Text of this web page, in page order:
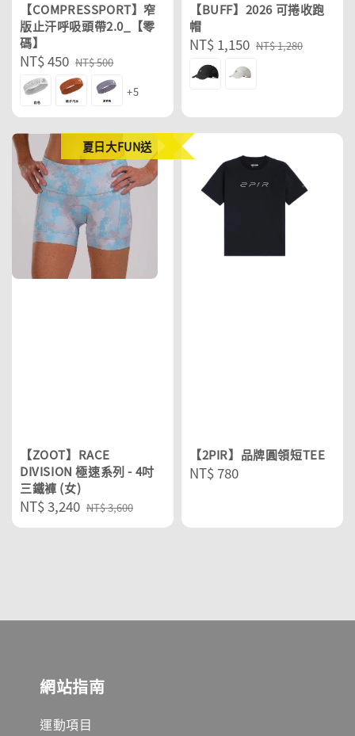
【COMPRESSPORT】窄
版止汗呼吸頭帶2.0_【零
碼】
Sale
price
NT$ 450 Regular
price
NT$ 500
+5
【BUFF】2026 可捲收跑
帽
Sale
price
NT$ 1,150 Regular
NT$ 1,280
夏日大FUN送
【ZOOT】RACE
DIVISION 極速系列 - 4吋
三鐵褲 (女)
Sale
price
NT$ 3,240 Regular
price
NT$ 3,600
【2PIR】品牌圓領短TEE
Regular
NT$ 780
網站指南
運動項目